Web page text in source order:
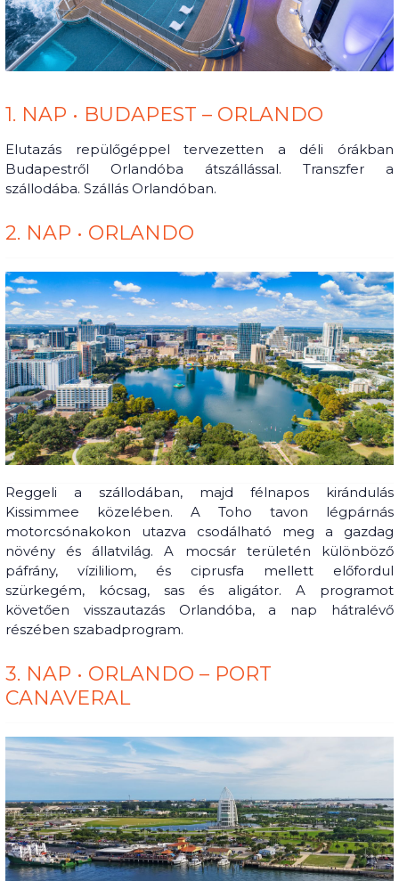
1. NAP • BUDAPEST – ORLANDO
Elutazás repülőgéppel tervezetten a déli órákban
Budapestről Orlandóba átszállással. Transzfer a
szállodába. Szállás Orlandóban.
2. NAP • ORLANDO
Reggeli a szállodában, majd félnapos kirándulás
Kissimmee közelében. A Toho tavon légpárnás
motorcsónakokon utazva csodálható meg a gazdag
növény és állatvilág. A mocsár területén különböző
páfrány, vízililiom, és ciprusfa mellett előfordul
szürkegém, kócsag, sas és aligátor. A programot
követően visszautazás Orlandóba, a nap hátralévő
részében szabadprogram.
3. NAP • ORLANDO – PORT
CANAVERAL